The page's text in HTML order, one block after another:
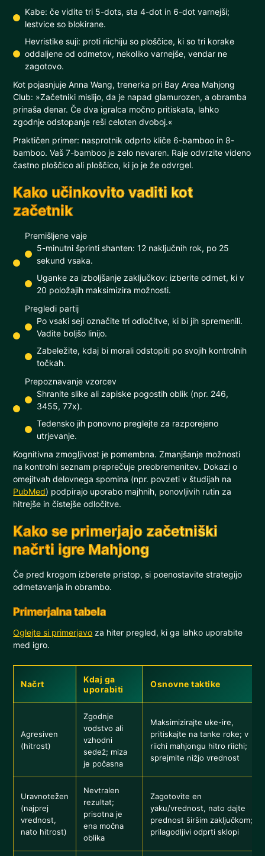
Kabe: če vidite tri 5-dots, sta 4-dot in 6-dot varnejši;
lestvice so blokirane.
Hevristike suji: proti riichiju so ploščice, ki so tri korake
oddaljene od odmetov, nekoliko varnejše, vendar ne
zagotovo.
Kot pojasnjuje Anna Wang, trenerka pri Bay Area Mahjong
Club: »Začetniki mislijo, da je napad glamurozen, a obramba
prinaša denar. Če dva igralca močno pritiskata, lahko
zgodnje odstopanje reši celoten dvoboj.«
Praktičen primer: nasprotnik odprto kliče 6-bamboo in 8-
bamboo. Vaš 7-bamboo je zelo nevaren. Raje odvrzite videno
častno ploščico ali ploščico, ki jo je že odvrgel.
Kako učinkovito vaditi kot
začetnik
Premišljene vaje
5-minutni šprinti shanten: 12 naključnih rok, po 25
sekund vsaka.
Uganke za izboljšanje zaključkov: izberite odmet, ki v
20 položajih maksimizira možnosti.
Pregledi partij
Po vsaki seji označite tri odločitve, ki bi jih spremenili.
Vadite boljšo linijo.
Zabeležite, kdaj bi morali odstopiti po svojih kontrolnih
točkah.
Prepoznavanje vzorcev
Shranite slike ali zapiske pogostih oblik (npr. 246,
3455, 77x).
Tedensko jih ponovno preglejte za razporejeno
utrjevanje.
Kognitivna zmogljivost je pomembna. Zmanjšanje možnosti
na kontrolni seznam preprečuje preobremenitev. Dokazi o
omejitvah delovnega spomina (npr. povzeti v študijah na
PubMed) podpirajo uporabo majhnih, ponovljivih rutin za
hitrejše in čistejše odločitve.
Kako se primerjajo začetniški
načrti igre Mahjong
Če pred krogom izberete pristop, si poenostavite strategijo
odmetavanja in obrambo.
Primerjalna tabela
Oglejte si primerjavo za hiter pregled, ki ga lahko uporabite
med igro.
Načrt
Kdaj ga
uporabiti
Osnovne taktike
Agresiven
(hitrost)
Zgodnje
vodstvo ali
vzhodni
sedež; miza
je počasna
Maksimizirajte uke-ire,
pritiskajte na tanke roke; v
riichi mahjongu hitro riichi;
sprejmite nižjo vrednost
Uravnotežen
(najprej
vrednost,
nato hitrost)
Nevtralen
rezultat;
prisotna je
ena močna
oblika
Zagotovite en
yaku/vrednost, nato dajte
prednost širšim zaključkom;
prilagodljivi odprti sklopi